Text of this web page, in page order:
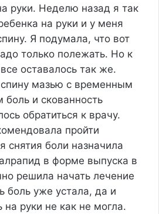
руки. Неделю назад я так
на руки и у меня
Я подумала, что вот
только полежать. Но к
оставалось так же.
мазью с временным
и скованность
обратиться к врачу.
пройти
снятия боли назначила
в форме выпуска в
решила начать лечение
боль уже устала, да и
на руки не как не могла.